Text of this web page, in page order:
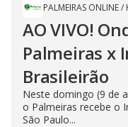
PALMEIRAS ONLINE/
AO VIVO!
Palmeiras x
Brasileirão
Neste domingo (9 de
o Palmeiras recebe o
São Paulo...